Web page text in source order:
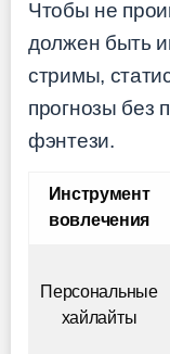
Чтобы не
должен быть
стримы,
прогнозы без
фэнтези.
Инструмент
вовлечения
Персональные
хайлайты